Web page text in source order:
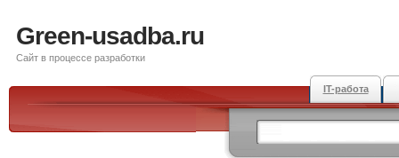
Green-usadba.ru
Сайт в процессе разработки
IT-работа